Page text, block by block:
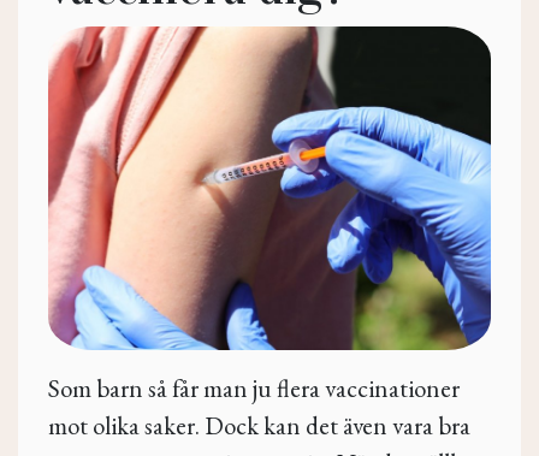
Som barn så får man ju flera vaccinationer
mot olika saker. Dock kan det även vara bra